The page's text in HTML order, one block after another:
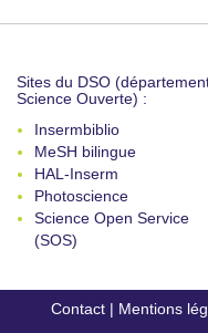
Sites du DSO
Science Ouverte) :
Insermbiblio
MeSH bilingue
HAL-Inserm
Photoscience
Science Open Service
(SOS)
Contact | Mentions